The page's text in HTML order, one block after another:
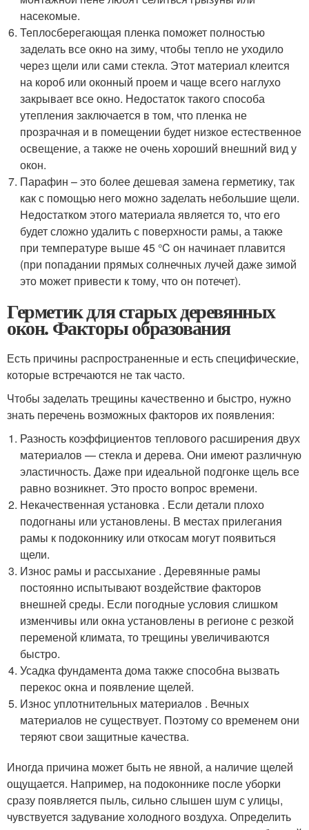
насекомые.
Теплосберегающая пленка поможет полностью
заделать все окно на зиму, чтобы тепло не уходило
через щели или сами стекла. Этот материал клеится
на короб или оконный проем и чаще всего наглухо
закрывает все окно. Недостаток такого способа
утепления заключается в том, что пленка не
прозрачная и в помещении будет низкое естественное
освещение, а также не очень хороший внешний вид у
окон.
Парафин – это более дешевая замена герметику, так
как с помощью него можно заделать небольшие щели.
Недостатком этого материала является то, что его
будет сложно удалить с поверхности рамы, а также
при температуре выше 45 °C он начинает плавится
(при попадании прямых солнечных лучей даже зимой
это может привести к тому, что он потечет).
Герметик для старых деревянных
окон. Факторы образования
Есть причины распространенные и есть специфические,
которые встречаются не так часто.
Чтобы заделать трещины качественно и быстро, нужно
знать перечень возможных факторов их появления:
Разность коэффициентов теплового расширения двух
материалов — стекла и дерева. Они имеют различную
эластичность. Даже при идеальной подгонке щель все
равно возникнет. Это просто вопрос времени.
Некачественная установка . Если детали плохо
подогнаны или установлены. В местах прилегания
рамы к подоконнику или откосам могут появиться
щели.
Износ рамы и рассыхание . Деревянные рамы
постоянно испытывают воздействие факторов
внешней среды. Если погодные условия слишком
изменчивы или окна установлены в регионе с резкой
переменой климата, то трещины увеличиваются
быстро.
Усадка фундамента дома также способна вызвать
перекос окна и появление щелей.
Износ уплотнительных материалов . Вечных
материалов не существует. Поэтому со временем они
теряют свои защитные качества.
Иногда причина может быть не явной, а наличие щелей
ощущается. Например, на подоконнике после уборки
сразу появляется пыль, сильно слышен шум с улицы,
чувствуется задувание холодного воздуха. Определить